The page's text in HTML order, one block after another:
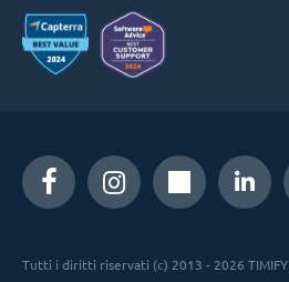
Tutti i diritti riservati (c) 2013 - 2026 TIMIFY